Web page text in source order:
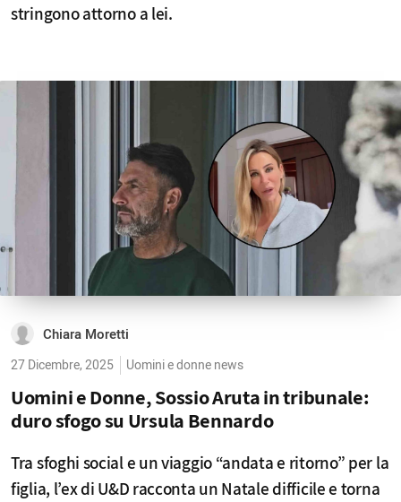
stringono attorno a lei.
Chiara Moretti
27 Dicembre, 2025 Uomini e donne news
Uomini e Donne, Sossio Aruta in tribunale:
duro sfogo su Ursula Bennardo
Tra sfoghi social e un viaggio “andata e ritorno” per la
figlia, l’ex di U&D racconta un Natale difficile e torna